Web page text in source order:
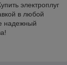
электроплуг
в любой
надежный